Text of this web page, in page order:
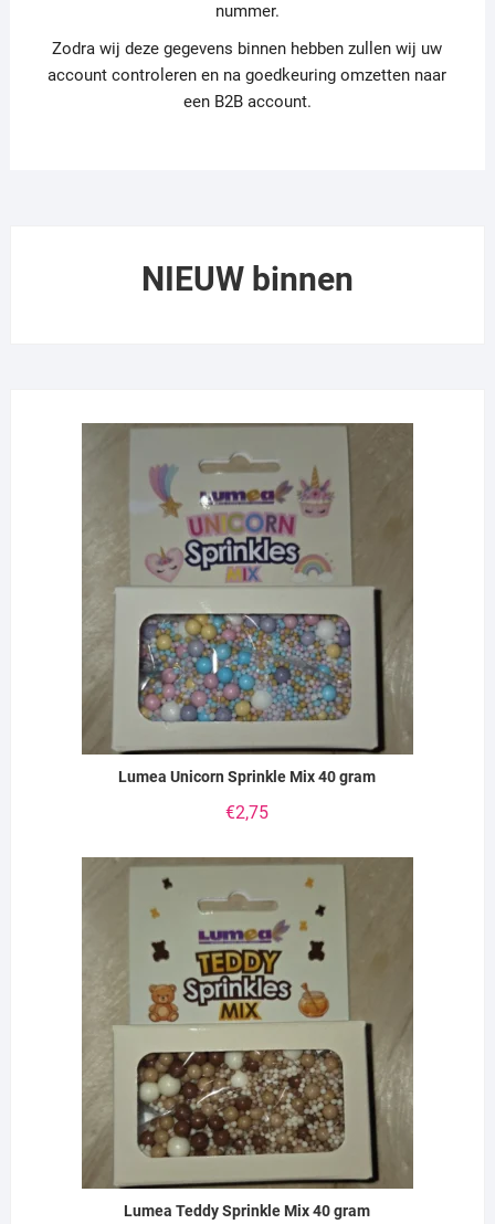
nummer.
Zodra wij deze gegevens binnen hebben zullen wij uw
account controleren en na goedkeuring omzetten naar
een B2B account.
NIEUW binnen
Lumea Unicorn Sprinkle Mix 40 gram
€2,75
Lumea Teddy Sprinkle Mix 40 gram